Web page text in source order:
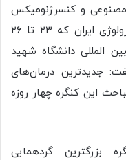
و کنسرژنومیکس
در بیست و هشتمین کنگره جامعه اورولوژی ایران که ۲۳ تا ۲۶
المللی دانشگاه شهید
جدیدترین درمان‌های
این کنگره چهار روزه
بزرگترین گردهمایی